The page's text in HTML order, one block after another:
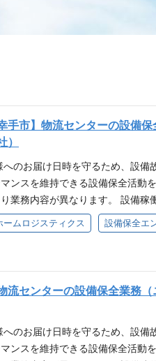
手市】物流センターの設備
）
へのお届け日時を守るため、設備
ンスを維持できる設備保全活動
業務内容が異なります。 設備稼
、設備管理方法見直し、故障対
の整備/修理/交換 【主な設備】
ャトル式自動倉庫（お客様ごとに
タイズロボット、製函機/封函機
管理 ・設定した点検基準書や標
実施する ・計画通りに点検が進む
管理 ・保全業務全般について、
指示をおこなう ・作業に関連す
ームロジスティクス 設備保全エ
流センターの設備保全業務
へのお届け日時を守るため、設備
ンスを維持できる設備保全活動